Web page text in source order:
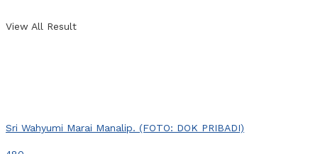
View All Result
Sri Wahyumi Marai Manalip. (FOTO: DOK PRIBADI)